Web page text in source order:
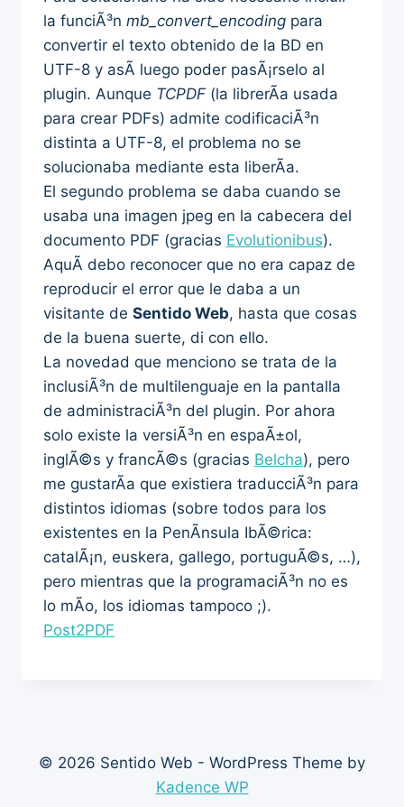
la funciÃ³n mb_convert_encoding para
convertir el texto obtenido de la BD en
UTF-8 y asÃ­ luego poder pasÃ¡rselo al
plugin. Aunque TCPDF (la librerÃ­a usada
para crear PDFs) admite codificaciÃ³n
distinta a UTF-8, el problema no se
solucionaba mediante esta liberÃ­a.
El segundo problema se daba cuando se
usaba una imagen jpeg en la cabecera del
documento PDF (gracias Evolutionibus).
AquÃ­ debo reconocer que no era capaz de
reproducir el error que le daba a un
visitante de Sentido Web, hasta que cosas
de la buena suerte, di con ello.
La novedad que menciono se trata de la
inclusiÃ³n de multilenguaje en la pantalla
de administraciÃ³n del plugin. Por ahora
solo existe la versiÃ³n en espaÃ±ol,
inglÃ©s y francÃ©s (gracias Belcha), pero
me gustarÃ­a que existiera traducciÃ³n para
distintos idiomas (sobre todos para los
existentes en la PenÃ­nsula IbÃ©rica:
catalÃ¡n, euskera, gallego, portuguÃ©s, …),
pero mientras que la programaciÃ³n no es
lo mÃ­o, los idiomas tampoco ;).
Post2PDF
© 2026 Sentido Web - WordPress Theme by
Kadence WP